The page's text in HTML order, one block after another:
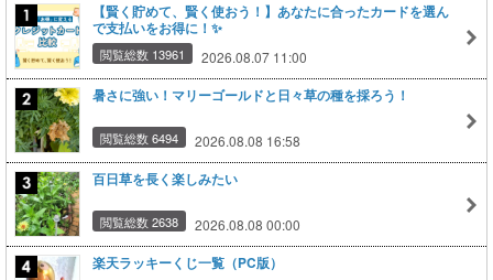
【賢く貯めて、賢く使おう！】あなたに合ったカードを選ん
で支払いをお得に！✨
閲覧総数 13961 2026.08.07 11:00
暑さに強い！マリーゴールドと日々草の種を採ろう！
閲覧総数 6494 2026.08.08 16:58
百日草を長く楽しみたい
閲覧総数 2638 2026.08.08 00:00
楽天ラッキーくじ一覧（PC版）